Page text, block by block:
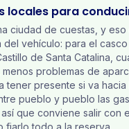
locales para
ciudad de cuestas, y
del vehículo: para el
de Santa Catalina,
problemas de
tener presente si va hacia
pueblo y pueblo las
que conviene salir con
fiarlo todo a la reserva.